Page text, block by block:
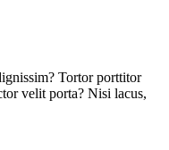
Tortor porttitor
velit porta? Nisi lacus,